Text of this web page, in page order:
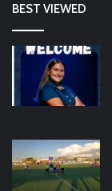
BEST VIEWED